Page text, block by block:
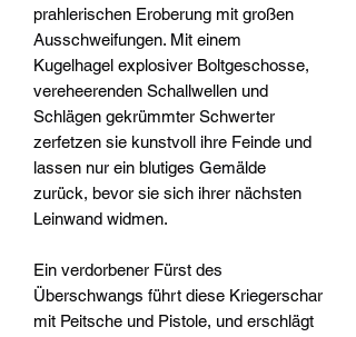
prahlerischen Eroberung mit großen
Ausschweifungen. Mit einem
Kugelhagel explosiver Boltgeschosse,
vereheerenden Schallwellen und
Schlägen gekrümmter Schwerter
zerfetzen sie kunstvoll ihre Feinde und
lassen nur ein blutiges Gemälde
zurück, bevor sie sich ihrer nächsten
Leinwand widmen.
Ein verdorbener Fürst des
Überschwangs führt diese Kriegerschar
mit Peitsche und Pistole, und erschlägt